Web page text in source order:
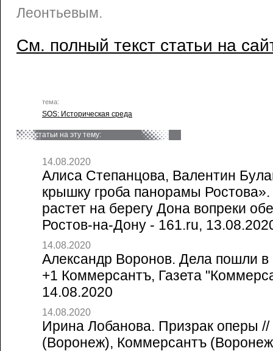
Леонтьевым.
См. полный текст статьи на
тема:
SOS: Историческая среда
статьи на эту тему:
14.08.2020
Алиса Степанцова, Валентин
крышку гроба панорамы
растет на берегу Дона вопреки
Ростов-на-Дону - 161.ru,
14.08.2020
Александр Воронов. Дела пошли в
+1 Коммерсантъ, Газета
14.08.2020
14.08.2020
Ирина Лобанова. Призрак оперы
(Воронеж), Коммерсантъ